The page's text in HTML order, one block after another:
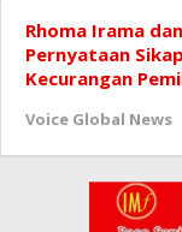
Rhoma Irama
Pernyataan
Kecurangan
Voice Global News